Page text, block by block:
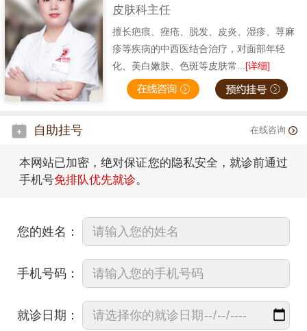
皮肤科主任
擅长疤痕、痤疮、脱发、皮炎、湿疹、荨麻
疹等疾病的中西医结合治疗，对面部年轻
化、美白嫩肤、色斑等皮肤常...[详细]
自助挂号 在线咨询
本网站已加密，绝对保证您的隐私安全，就诊前通过
手机号免排队优先就诊。
您的姓名：
手机号码：
就诊日期：